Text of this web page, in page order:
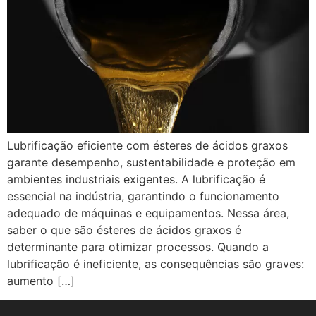
Lubrificação eficiente com ésteres de ácidos graxos
garante desempenho, sustentabilidade e proteção em
ambientes industriais exigentes. A lubrificação é
essencial na indústria, garantindo o funcionamento
adequado de máquinas e equipamentos. Nessa área,
saber o que são ésteres de ácidos graxos é
determinante para otimizar processos. Quando a
lubrificação é ineficiente, as consequências são graves:
aumento […]